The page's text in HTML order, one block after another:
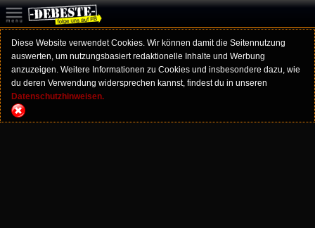
Diese Website verwendet Cookies. Wir können damit die Seitennutzung
auswerten, um nutzungsbasiert redaktionelle Inhalte und Werbung
anzuzeigen. Weitere Informationen zu Cookies und insbesondere dazu, wie
du deren Verwendung widersprechen kannst, findest du in unseren
Datenschutzhinweisen.